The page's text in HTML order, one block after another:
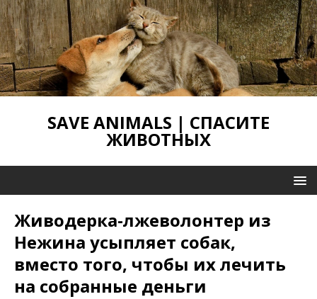
SAVE ANIMALS | СПАСИТЕ
ЖИВОТНЫХ
Живодерка-лжеволонтер из
Нежина усыпляет собак,
вместо того, чтобы их лечить
на собранные деньги